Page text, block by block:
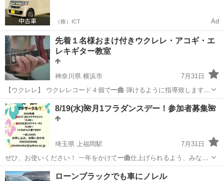
（株）ICT Ad
先着１名様おまけ付きウクレレ・アコギ・エ
レキギター教室
神奈川県 横浜市
7月31日
【ウクレレ】 ウクレレコード４個で一曲 弾けるように指導致します
【…
神奈川 横浜市 ウクレレ
8/19(水)🌺月1フラダンスデー！参加者募集🌺
埼玉県 上福岡駅
7月31日
ぜひ、お使いください！ 一年をかけて一曲仕上げられるよう、みなさ
ん いらっしゃ…
埼玉 ふじみ野市 上福岡駅 フラダンス
ローンブラックでも車にノレル